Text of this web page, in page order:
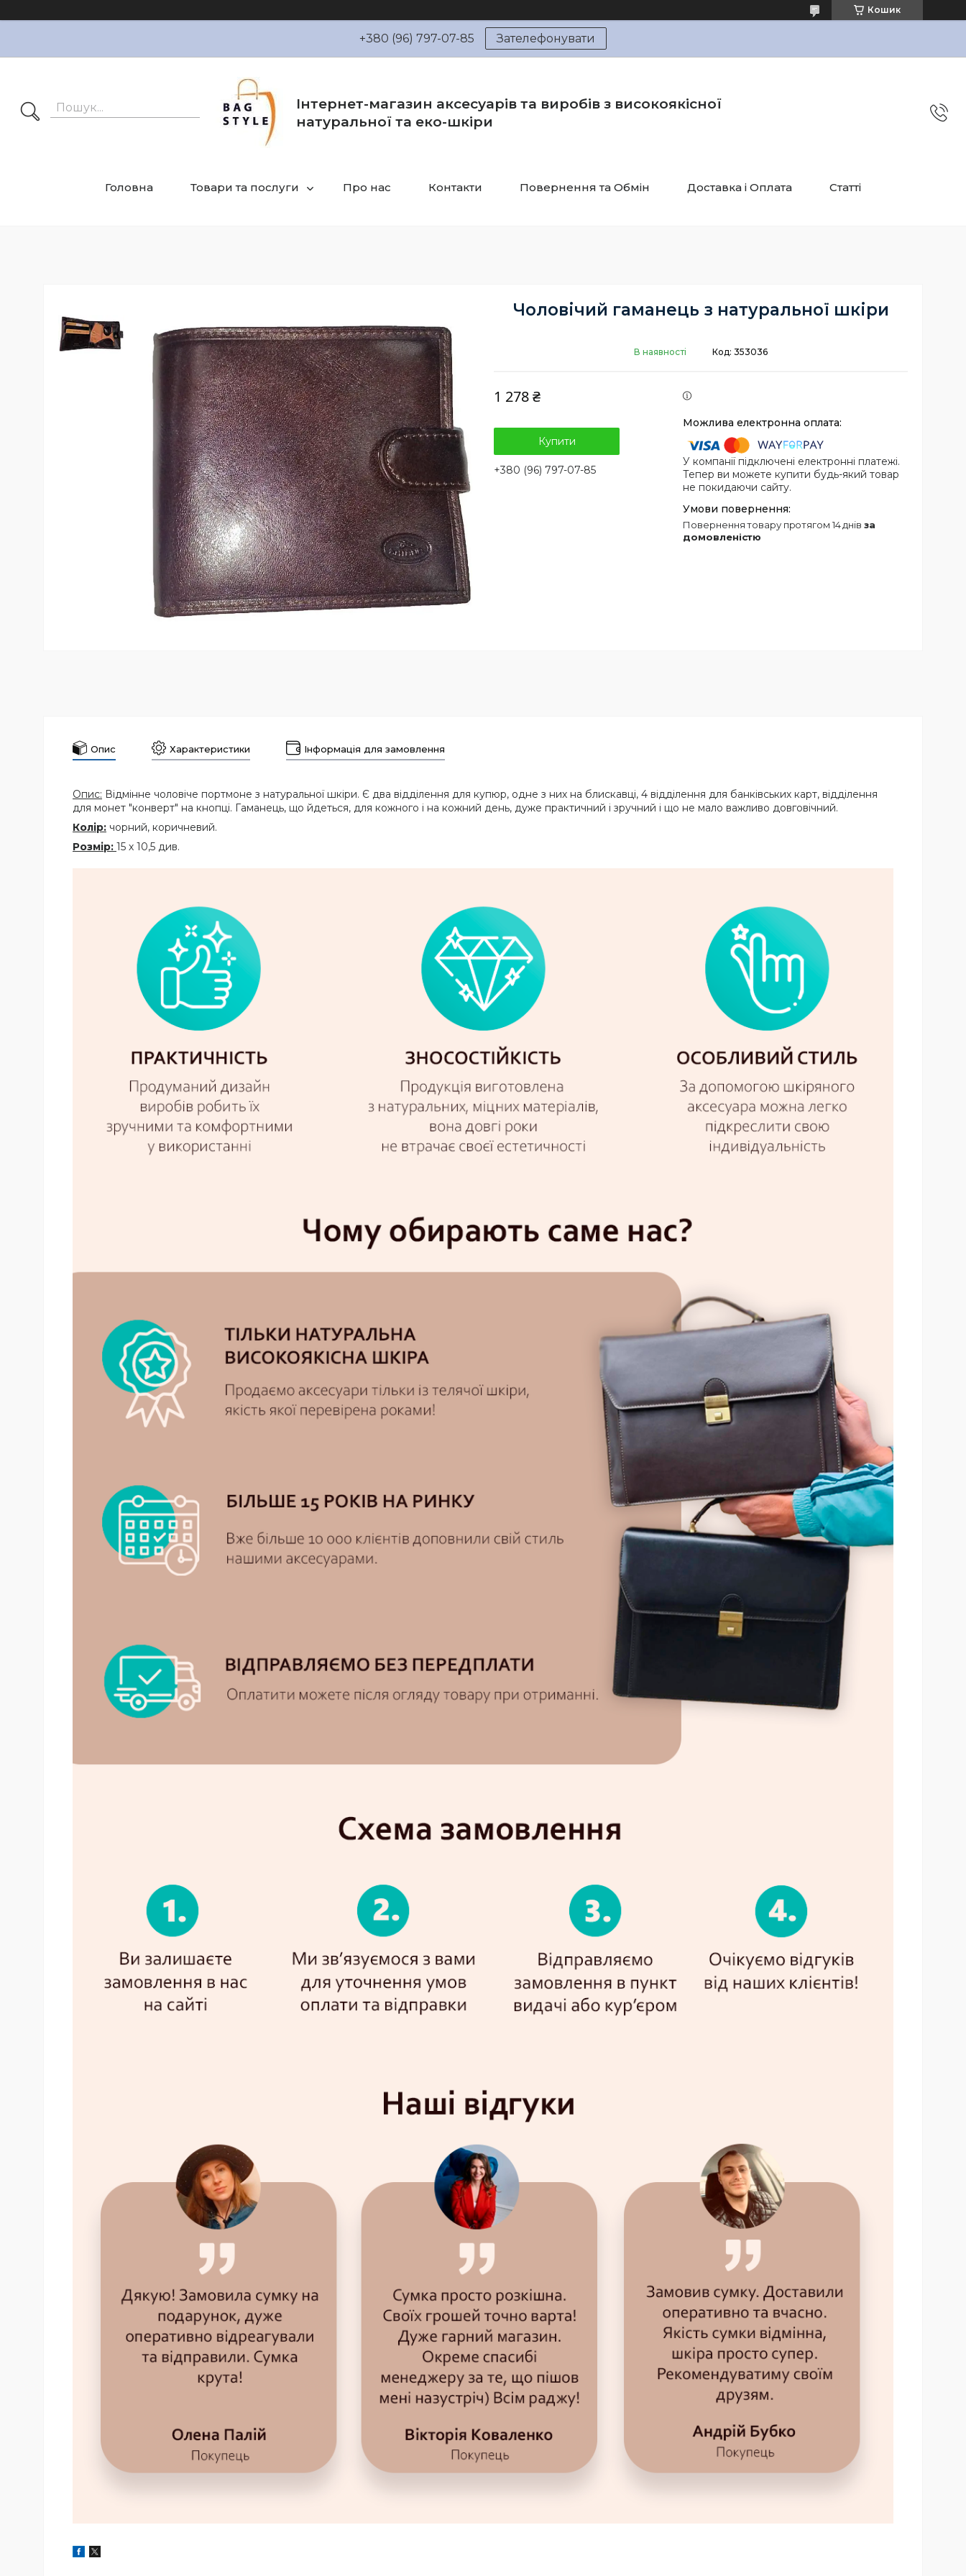
Кошик
+380 (96) 797-07-85 Зателефонувати
Інтернет-магазин аксесуарів та виробів з високоякісної
натуральної та еко-шкіри
Головна Товари та послуги Про нас Контакти Повернення та Обмін Доставка і Оплата Статті
Чоловічий гаманець з натуральної шкіри
В наявності Код: 353036
1 278 ₴
Купити
+380 (96) 797-07-85
У компанії підключені електронні платежі.
Тепер ви можете купити будь-який товар
не покидаючи сайту.
повернення товару протягом 14 днів за
домовленістю
Опис Характеристики Інформація для замовлення
Опис: Відмінне чоловіче портмоне з натуральної шкіри. Є два відділення для купюр, одне з них на блискавці, 4 відділення для банківських карт, відділення
для монет "конверт" на кнопці. Гаманець, що йдеться, для кожного і на кожний день, дуже практичний і зручний і що не мало важливо довговічний.
Колір: чорний, коричневий.
Розмір: 15 х 10,5 див.